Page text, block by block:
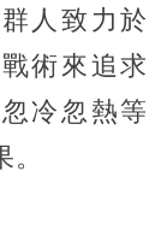
人致力於
術來追求
冷忽熱等